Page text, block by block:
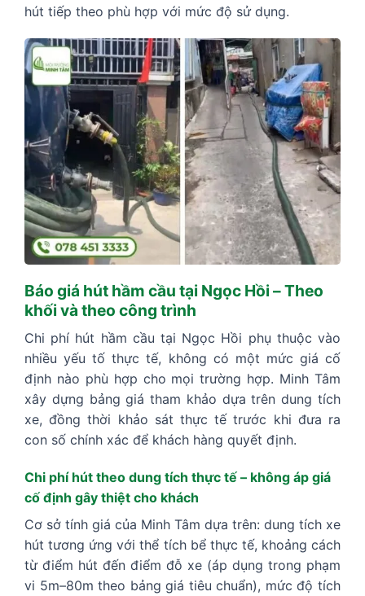
hút tiếp theo phù hợp với mức độ sử dụng.
Báo giá hút hầm cầu tại Ngọc Hồi – Theo
khối và theo công trình
Chi phí hút hầm cầu tại Ngọc Hồi phụ thuộc vào
nhiều yếu tố thực tế, không có một mức giá cố
định nào phù hợp cho mọi trường hợp. Minh Tâm
xây dựng bảng giá tham khảo dựa trên dung tích
xe, đồng thời khảo sát thực tế trước khi đưa ra
con số chính xác để khách hàng quyết định.
Chi phí hút theo dung tích thực tế – không áp giá
cố định gây thiệt cho khách
Cơ sở tính giá của Minh Tâm dựa trên: dung tích xe
hút tương ứng với thể tích bể thực tế, khoảng cách
từ điểm hút đến điểm đỗ xe (áp dụng trong phạm
vi 5m–80m theo bảng giá tiêu chuẩn), mức độ tích